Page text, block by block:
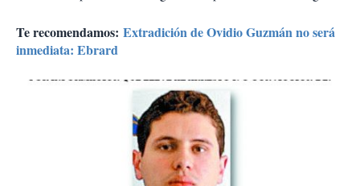
Te recomendamos: Extradición de Ovidio Guzmán no será
inmediata: Ebrard